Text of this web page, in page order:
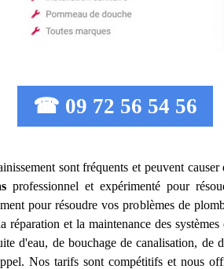
☎ 09 72 56 54 56
sont fréquents et peuvent
professionnel et expérimenté pour
pour résoudre vos problèmes de
réparation et la maintenance des
d'eau, de bouchage de canalisation,
Nos tarifs sont compétitifs et nous